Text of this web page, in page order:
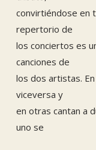
convirtiéndose en
repertorio de
los conciertos es
canciones de
los dos artistas.
viceversa y
en otras cantan a
uno se